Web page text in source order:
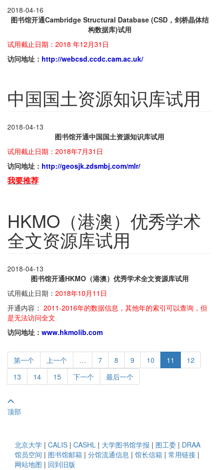
2018-04-16
图书馆开通Cambridge Structural Database (CSD，剑桥晶体结
构数据库)试用
试用截止日期：2018 年12月31日
访问地址： http://webcsd.ccdc.cam.ac.uk/
中国国土资源知识库试用
2018-04-13
图书馆开通中国国土资源知识库试用
试用截止日期：2018年7月31日
访问地址： http://geosjk.zdsmbj.com/mlr/
我要推荐
HKMO（港澳）优秀学术
全文资源库试用
2018-04-13
图书馆开通HKMO（港澳）优秀学术全文资源库试用
试用截止日期： 2018年10月11日
开通内容： 2011-2016年的数据信息，其他年的索引可以查询，但
是无法访问全文
访问地址： www.hkmolib.com
第一个 上一个 … 7 8 9 10 11
12
13
14 15 下一个 最后一个
顶部
北京大学 | CALIS | CASHL | 大学图书馆学报 | 图工委 | DRAA
馆员空间 | 图书馆邮箱 | 分馆流通信息 | 馆长信箱 | 常用链接 |
网站地图 | 回到旧版